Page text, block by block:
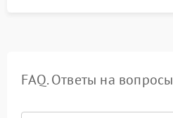
FAQ. Ответы на вопросы